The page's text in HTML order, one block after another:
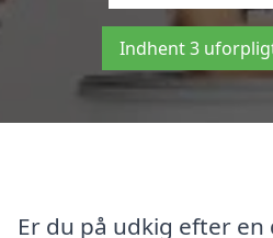
Indhent 3
Er du på udkig efter